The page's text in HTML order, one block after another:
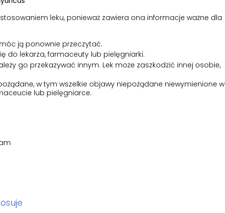
leku, ponieważ zawiera ona informacje ważne dla
ją ponownie przeczytać.
do lekarza, farmaceuty lub pielęgniarki.
go przekazywać innym. Lek może zaszkodzić innej osobie,
w tym wszelkie objawy niepożądane niewymienione w
lub pielęgniarce.